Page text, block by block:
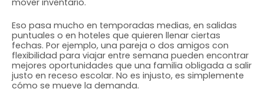
mover inventario.
Eso pasa mucho en temporadas medias, en salidas
puntuales o en hoteles que quieren llenar ciertas
fechas. Por ejemplo, una pareja o dos amigos con
flexibilidad para viajar entre semana pueden encontrar
mejores oportunidades que una familia obligada a salir
justo en receso escolar. No es injusto, es simplemente
cómo se mueve la demanda.